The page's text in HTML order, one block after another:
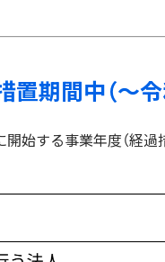
置期間中（
始する事業年度（経過